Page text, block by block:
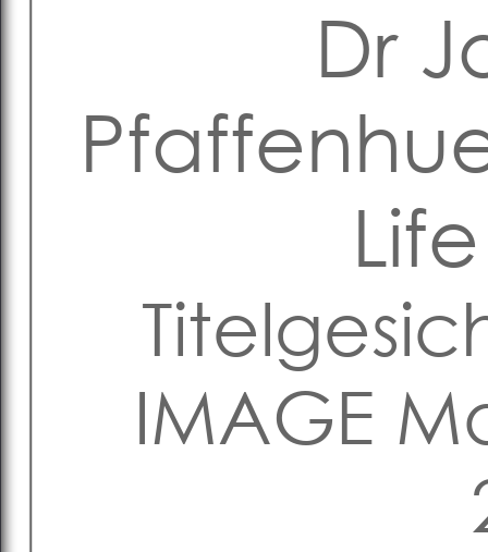
Dr
IMAGE